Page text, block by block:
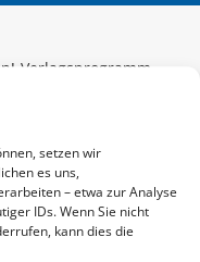
setzen wir
es uns,
– etwa zur Analyse
IDs. Wenn Sie nicht
kann dies die
Verlagsprogramm.
direkt online
im zu Klampen!